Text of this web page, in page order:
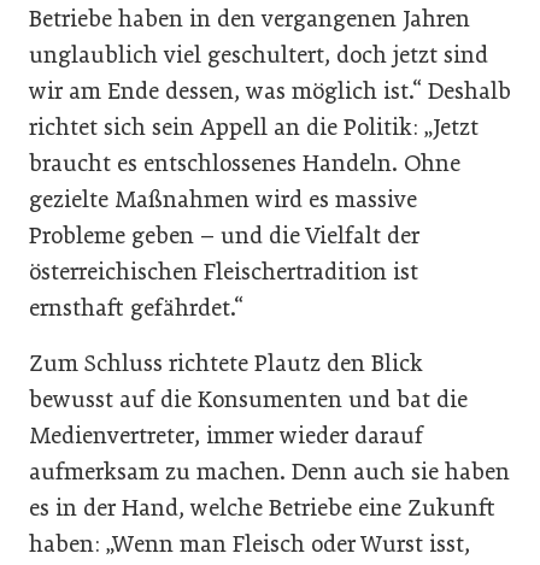
Betriebe haben in den vergangenen Jahren
unglaublich viel geschultert, doch jetzt sind
wir am Ende dessen, was möglich ist.“ Deshalb
richtet sich sein Appell an die Politik: „Jetzt
braucht es entschlossenes Handeln. Ohne
gezielte Maßnahmen wird es massive
Probleme geben – und die Vielfalt der
österreichischen Fleischertradition ist
ernsthaft gefährdet.“
Zum Schluss richtete Plautz den Blick
bewusst auf die Konsumenten und bat die
Medienvertreter, immer wieder darauf
aufmerksam zu machen. Denn auch sie haben
es in der Hand, welche Betriebe eine Zukunft
haben: „Wenn man Fleisch oder Wurst isst,